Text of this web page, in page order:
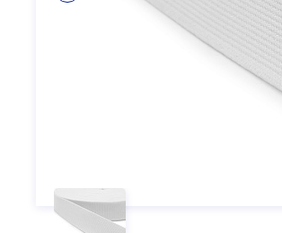
Утеплители и наполнители